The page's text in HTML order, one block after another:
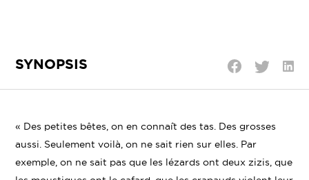
SYNOPSIS
« Des petites bêtes, on en connaît des tas. Des grosses
aussi. Seulement voilà, on ne sait rien sur elles. Par
exemple, on ne sait pas que les lézards ont deux zizis, que